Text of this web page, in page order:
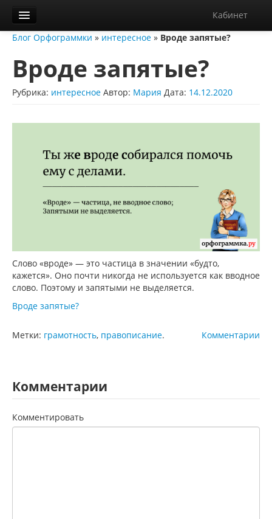
Кабинет
Орфограммка
Библиотека
Блог
Справка
Диктанты
Блог Орфограммки » интересное » Вроде запятые?
Вроде запятые?
Рубрика: интересное Автор: Мария Дата: 14.12.2020
Слово «вроде» — это частица в значении «будто,
кажется». Оно почти никогда не используется как вводное
слово. Поэтому и запятыми не выделяется.
Вроде запятые?
Комментарии
Метки: грамотность, правописание.
Комментарии
Комментировать